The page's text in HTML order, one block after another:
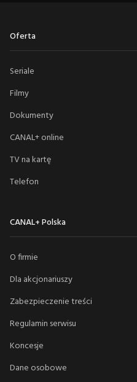
Oferta
Seriale
Filmy
Dokumenty
CANAL+ online
TV na kartę
Telefon
CANAL+ Polska
O firmie
Dla akcjonariuszy
Zabezpieczenie treści
Regulamin serwisu
Koncesje
Dane osobowe